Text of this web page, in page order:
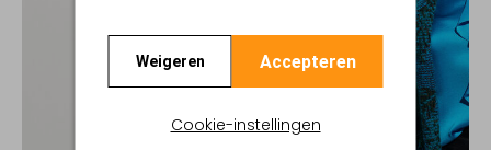
Weigeren Accepteren
Cookie-instellingen